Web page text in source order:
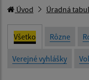
Úvod Úradná
Všetko Rôzne
Verejné vyhlášky